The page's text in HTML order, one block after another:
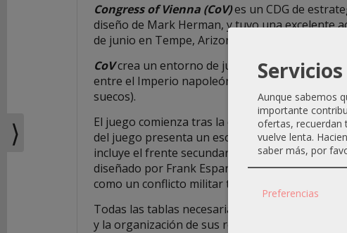
carrito
compra
vacío
REDES
SOCIALES
Congress of Vienna (CoV)es un CDG de
diseño de Mark Herman, y tuvo una excelente
de junio en Tempe, Arizona. Es el cuarto juego
CoVcrea un entorno de juego fascinante.
entre el Imperio napoleónico en apuros y la
suecos).
El juego comienza tras la desastrosa retirada
del juego presenta un escenario estratégico
incluye el frente secundario de Italia, un área
diseñado por Frank Esparrago y desarrollado
como un conflicto militar tanto diplomático
Todas las tablas necesarias para el juego están
y la organización de sus reglas, la presentación
⟩
Aunque sabemos
importante
ofertas, recuerdan
vuelve lenta.
saber más, por
Preferencias